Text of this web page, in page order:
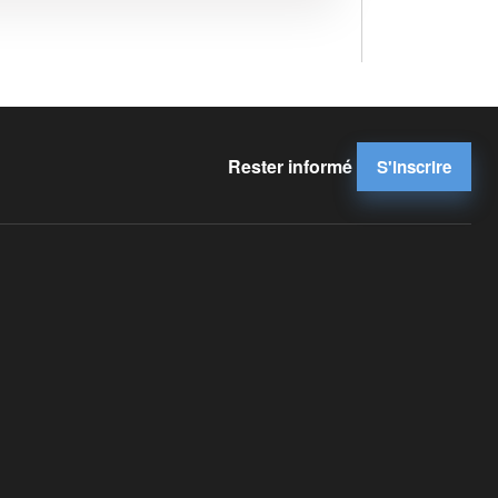
Rester informé S'inscrire